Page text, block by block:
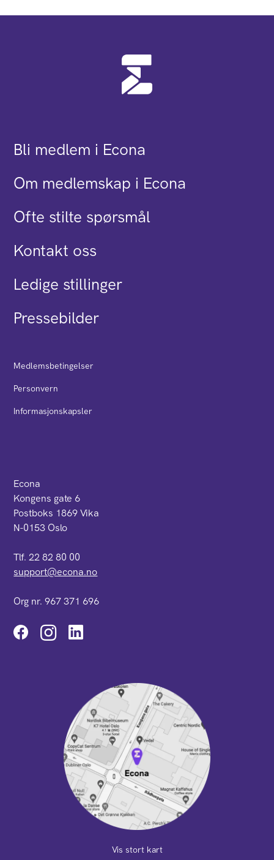
Bli medlem i Econa
Om medlemskap i Econa
Ofte stilte spørsmål
Kontakt oss
Ledige stillinger
Pressebilder
Medlemsbetingelser
Personvern
Informasjonskapsler
Econa
Kongens gate 6
Postboks 1869 Vika
N-0153 Oslo
Tlf. 22 82 80 00
support@econa.no
Org nr. 967 371 696
Instagram
Vis stort kart